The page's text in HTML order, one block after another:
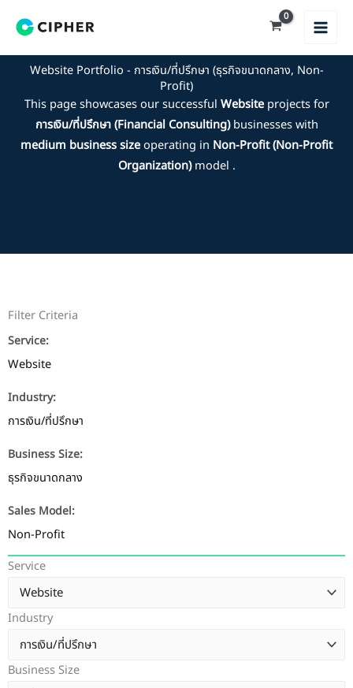
Website Portfolio - การเงิน/ที่ปรึกษา (ธุรกิจขนาดกลาง, Non-
Profit)
This page showcases our successful Websiteprojects for
การเงิน/ที่ปรึกษา (Financial Consulting)businesses with
medium business sizeoperating in Non-Profit (Non-Profit
Organization)model .
Filter Criteria
Service:
Website
Industry:
การเงิน/ที่ปรึกษา
Business Size:
ธุรกิจขนาดกลาง
Sales Model:
Non-Profit
Service
Industry
Business Size